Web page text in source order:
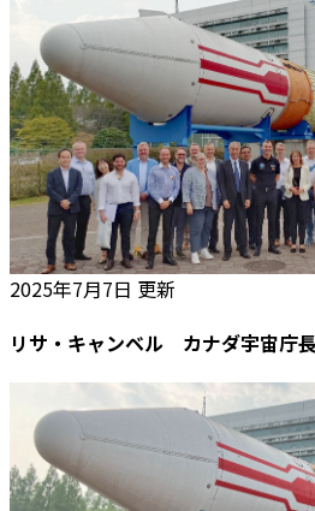
2025年7月7日 更新
リサ・キャンベル カナダ宇宙庁